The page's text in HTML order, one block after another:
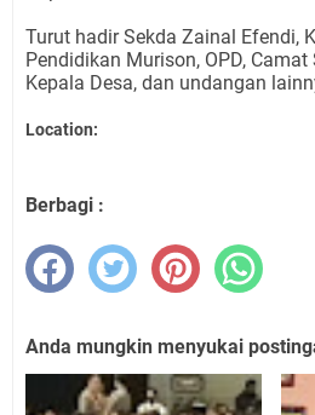
Turut hadir Sekda Zainal Efendi,
Pendidikan Murison, OPD, Camat
Kepala Desa, dan undangan
Location:
Berbagi :
Anda mungkin menyukai